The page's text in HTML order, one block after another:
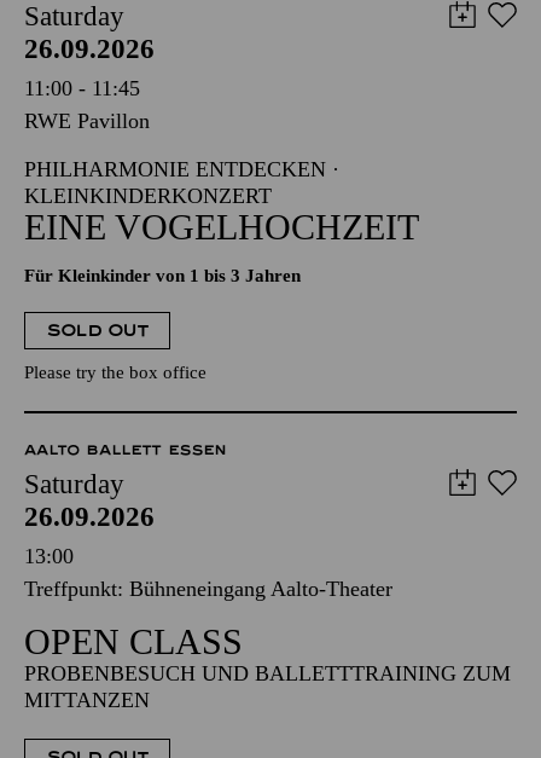
Saturday
26.09.2026
11:00 - 11:45
RWE Pavillon
PHILHARMONIE ENTDECKEN ·
KLEINKINDERKONZERT
EINE VOGELHOCHZEIT
Für Kleinkinder von 1 bis 3 Jahren
SOLD OUT
Please try the box office
AALTO BALLETT ESSEN
Saturday
26.09.2026
13:00
Treffpunkt: Bühneneingang Aalto-Theater
OPEN CLASS
PROBENBESUCH UND BALLETTTRAINING ZUM
MITTANZEN